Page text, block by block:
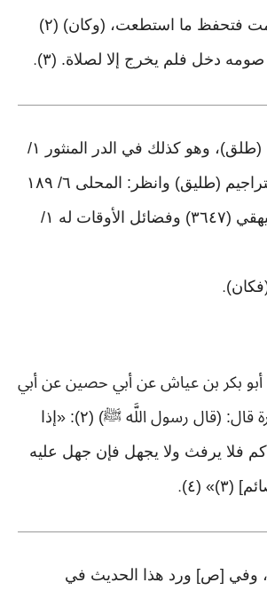
قال أبو ذر: إذا صمت فتحفظ ما استطعت، (وكان) (٢)
دخل فلم يخرج إلا لصلاة. (٣)
.
(١) في [أ، ك، هـ]: (طلق)، وهو كذلك في الدر المنثور ١/
٤٨٤، وفي كتب التراجيم (طليق) وانظر: المحلى ٦/ ١٨٩
وشعب الإيمان للبيهقي (٣٦٤٧) وفضائل الأوقات له ١/
.
(١) أبو بكر بن عياش عن أبي حصين عن أبي
صالح [عن أبي هريرة قال: (قال رسول اللَّه ﷺ) (٢): «إذا
فلا يرفث ولا يجهل فإن جهل عليه
(٤)
.
وفي [ص] ورد هذا الحديث في